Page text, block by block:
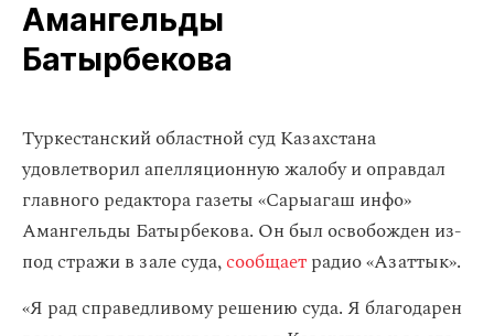
Амангельды
Батырбекова
​Туркестанский областной суд Казахстана
удовлетворил апелляционную жалобу и оправдал
главного редактора газеты «Сарыагаш инфо»
Амангельды Батырбекова. Он был освобожден из-
под стражи в зале суда,сообщаетрадио «Азаттык».
«Я рад справедливому решению суда. Я благодарен